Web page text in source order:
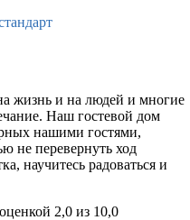
жизнь и на людей и многие
Наш гостевой дом
нашими гостями,
не перевернуть ход
научитесь радоваться и
2,0 из 10,0